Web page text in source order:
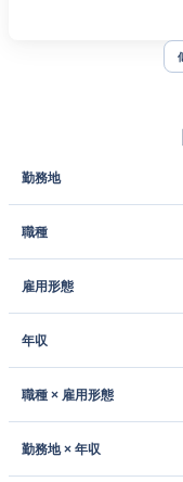
勤務地
職種
雇用形態
年収
職種 × 雇用形態
勤務地 × 年収